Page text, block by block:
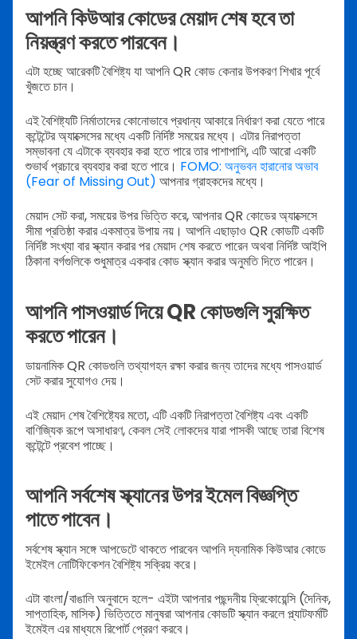
আপনি কিউআর কোডের মেয়াদ শেষ হবে তা
নিয়ন্ত্রণ করতে পারবেন।
এটা হচ্ছে আরেকটি বৈশিষ্ট্য যা আপনি QR কোড কেনার উপকরণ শিখার পূর্বে
খুঁজতে চান।
এই বৈশিষ্ট্যটি নির্মাতাদের কোনোভাবে প্রধান্য আকারে নির্ধারণ করা যেতে পারে
কন্টেন্টের অ্যাক্সেসের মধ্যে একটি নির্দিষ্ট সময়ের মধ্যে। এটার নিরাপত্তা
সম্ভাবনা যে এটাকে ব্যবহার করা হতে পারে তার পাশাপাশি, এটি আরো একটি
শুভার্থ প্রচারে ব্যবহার করা হতে পারে। FOMO: অনুভবন হারানোর অভাব
(Fear of Missing Out) আপনার গ্রাহকদের মধ্যে।
মেয়াদ সেট করা, সময়ের উপর ভিত্তি করে, আপনার QR কোডের অ্যাক্সেসে
সীমা প্রতিষ্ঠা করার একমাত্র উপায় নয়। আপনি এছাড়াও QR কোডটি একটি
নির্দিষ্ট সংখ্যা বার স্ক্যান করার পর মেয়াদ শেষ করতে পারেন অথবা নির্দিষ্ট আইপি
ঠিকানা বর্গগুলিকে শুধুমাত্র একবার কোড স্ক্যান করার অনুমতি দিতে পারেন।
আপনি পাসওয়ার্ড দিয়ে QR কোডগুলি সুরক্ষিত
করতে পারেন।
ডায়নামিক QR কোডগুলি তথ্যাগহন রক্ষা করার জন্য তাদের মধ্যে পাসওয়ার্ড
সেট করার সুযোগও দেয়।
এই মেয়াদ শেষ বৈশিষ্ট্যের মতো, এটি একটি নিরাপত্তা বৈশিষ্ট্য এবং একটি
বাণিজ্যিক রূপে অসাধারণ, কেবল সেই লোকদের যারা পাসকী আছে তারা বিশেষ
কন্টেন্টে প্রবেশ পাচ্ছে।
আপনি সর্বশেষ স্ক্যানের উপর ইমেল বিজ্ঞপ্তি
পাতে পাবেন।
সর্বশেষ স্ক্যান সঙ্গে আপডেটে থাকতে পারবেন আপনি দ্যনামিক কিউআর কোডে
ইমেইল নোটিফিকেশন বৈশিষ্ট্য সক্রিয় করে।
এটা বাংলা/বাঙালি অনুবাদে হলে- এইটা আপনার পছন্দনীয় ফ্রিকোয়েন্সি (দৈনিক,
সাপ্তাহিক, মাসিক) ভিত্তিতে মানুষরা আপনার কোডটি স্ক্যান করলে প্ল্যাটফর্মটি
ইমেইল এর মাধ্যমে রিপোর্ট প্রেরণ করবে।